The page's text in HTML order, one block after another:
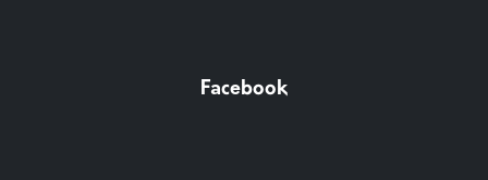
Facebook